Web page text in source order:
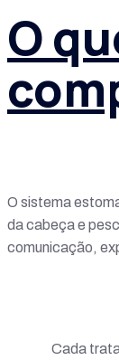
O
O sistema
da cabeça e
comunicação,
Cada